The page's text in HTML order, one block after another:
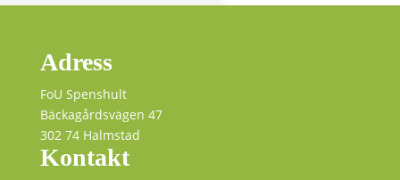
Adress
FoU Spenshult
Bäckagårdsvägen 47
302 74 Halmstad
Kontakt